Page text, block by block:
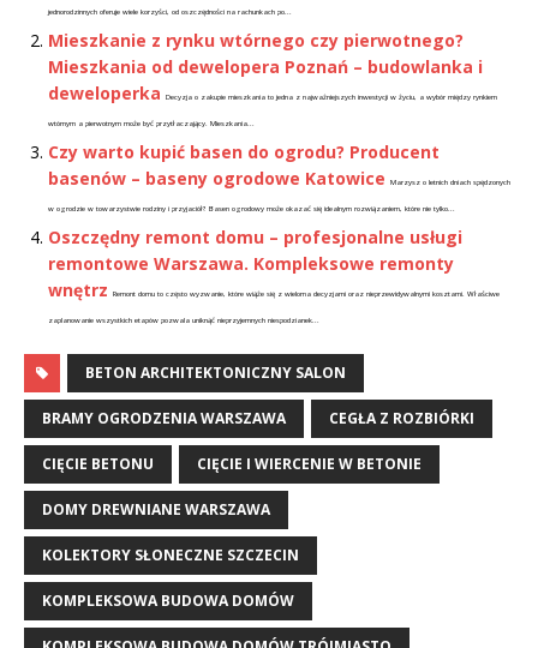
jednorodzinnych oferuje wiele korzyści, od oszczędności na rachunkach po...
Mieszkanie z rynku wtórnego czy pierwotnego?
Mieszkania od dewelopera Poznań – budowlanka i
deweloperka
Decyzja o zakupie mieszkania to jedna z najważniejszych inwestycji w życiu, a wybór między rynkiem
wtórnym a pierwotnym może być przytłaczający. Mieszkania...
Czy warto kupić basen do ogrodu? Producent
basenów – baseny ogrodowe Katowice
Marzysz o letnich dniach spędzonych
w ogrodzie w towarzystwie rodziny i przyjaciół? Basen ogrodowy może okazać się idealnym rozwiązaniem, które nie tylko...
Oszczędny remont domu – profesjonalne usługi
remontowe Warszawa. Kompleksowe remonty
wnętrz
Remont domu to często wyzwanie, które wiąże się z wieloma decyzjami oraz nieprzewidywalnymi kosztami. Właściwe
zaplanowanie wszystkich etapów pozwala uniknąć nieprzyjemnych niespodzianek...
BETON ARCHITEKTONICZNY SALON
BRAMY OGRODZENIA WARSZAWA CEGŁA Z ROZBIÓRKI
CIĘCIE BETONU CIĘCIE I WIERCENIE W BETONIE
DOMY DREWNIANE WARSZAWA
KOLEKTORY SŁONECZNE SZCZECIN
KOMPLEKSOWA BUDOWA DOMÓW